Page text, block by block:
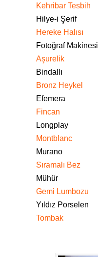
Kehribar Tesbih
Hilye-i Şerif
Hereke Halısı
Fotoğraf Makinesi
Aşurelik
Bindallı
Bronz Heykel
Efemera
Fincan
Longplay
Montblanc
Murano
Sıramalı Bez
Mühür
Gemi Lumbozu
Yıldız Porselen
Tombak